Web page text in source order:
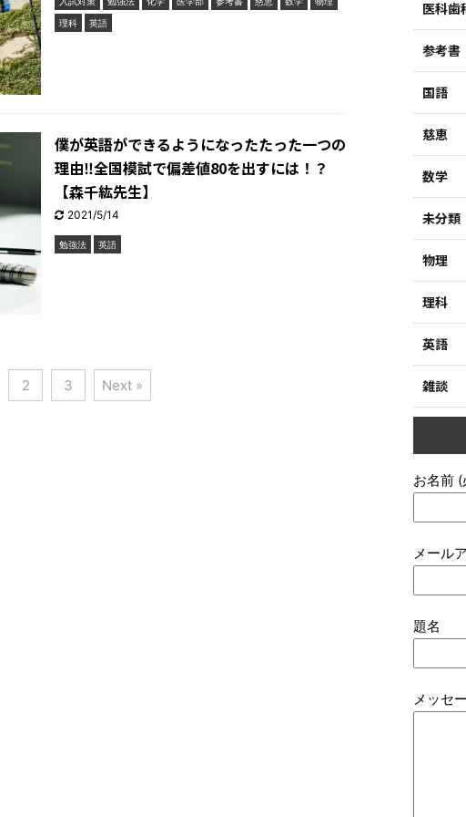
理科
英語
僕が英語ができるようになったたった一つの
理由‼︎全国模試で偏差値80を出すには！？
【森千紘先生】
2021/5/14
勉強法 英語
2 3 Next »
医科歯
参考書
国語
慈恵
数学
未分類
物理
理科
英語
雑談
お名前 (
メール
題名
メッセ